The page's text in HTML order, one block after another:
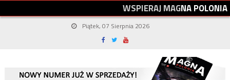
WSPIERAJMAGNAPOLONIA
Piątek, 07 Sierpnia 2026